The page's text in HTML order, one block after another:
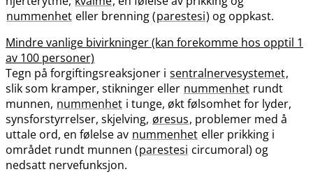
nummenhet eller brenning (parestesi) og oppkast.
Mindre vanlige bivirkninger (kan forekomme hos opptil 1
av 100 personer)
Tegn på forgiftingsreaksjoner i sentralnervesystemet,
slik som kramper, stikninger eller nummenhet rundt
munnen, nummenhet i tunge, økt følsomhet for lyder,
synsforstyrrelser, skjelving, øresus, problemer med å
uttale ord, en følelse av nummenhet eller prikking i
området rundt munnen (parestesi circumoral) og
nedsatt nervefunksjon.